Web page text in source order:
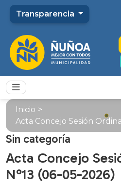
Transparencia
Inicio >
Acta Concejo Sesión
Sin categoría
Acta Concejo
N°13 (06-05-2026)